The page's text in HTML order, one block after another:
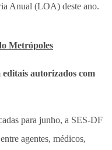
Anual (LOA) deste ano.
Metrópoles
autorizados com
para junho, a SES-DF
agentes, médicos,